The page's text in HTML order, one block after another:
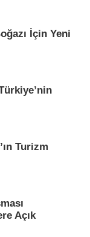
İçin Yeni
Turizm
Açık